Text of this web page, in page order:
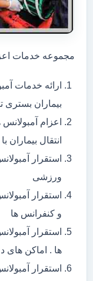
مجموعه خدمات
ارائه خدمات
بیماران
انتقال
استقرار
ورزشی
استقرار
و کنفرانس ها
استقرار
ها . اماکن
استقرار